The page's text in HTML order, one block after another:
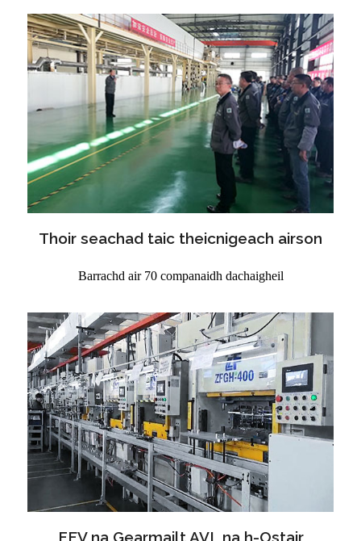
Thoir seachad taic theicnigeach airson
Barrachd air 70 companaidh dachaigheil
FEV na Gearmailt AVL na h-Ostair